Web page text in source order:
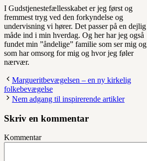
I Gudstjenestefællesskabet er jeg først og
fremmest tryg ved den forkyndelse og
undervisning vi hører. Det passer på en dejlig
måde ind i min hverdag. Og her har jeg også
fundet min ”åndelige” familie som ser mig og
som har omsorg for mig og hvor jeg føler
nærvær.
Margueritbevægelsen – en ny kirkelig
folkebevægelse
Nem adgang til inspirerende artikler
Skriv en kommentar
Kommentar